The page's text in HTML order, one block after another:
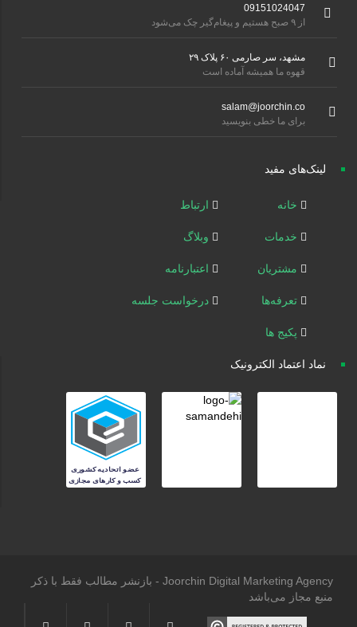
09151024047
مشهد، سر صارمی ۶۰ پلاک ۲۹
قهوه ما همیشه آماده است
salam@joorchin.co
برای ما خطی بنویسید
لینک‌های مفید
خانه
خدمات
مشتریان
تعرفه‌ها
پکیج ها
ارتباط
وبلاگ
اعتبارنامه
درخواست جلسه
نماد اعتماد الکترونیک
Joorchin Digital Marketing Agency - بازنشر مطالب فقط با ذکر
منبع مجاز می‌باشد